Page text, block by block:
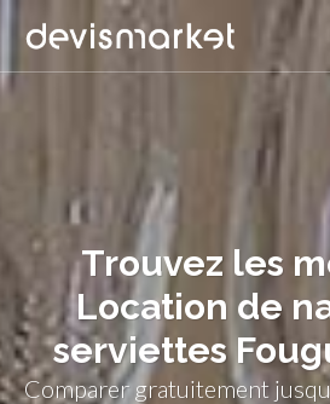
Trouvez les
Location de
serviettes
Comparer gratuitement